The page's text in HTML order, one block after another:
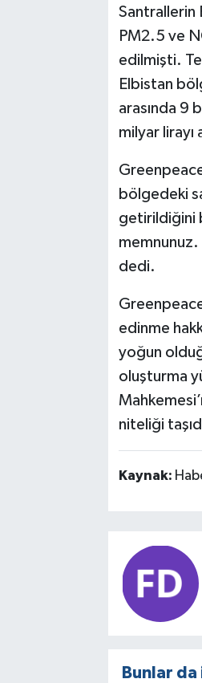
Santrallerin
PM2.5 ve
edilmişti.
Elbistan
arasında 9
milyar lirayı
bölgedeki
getirildiğini
memnunuz.
dedi.
edinme
yoğun
oluşturma
niteliği
Kaynak:
Bunlar